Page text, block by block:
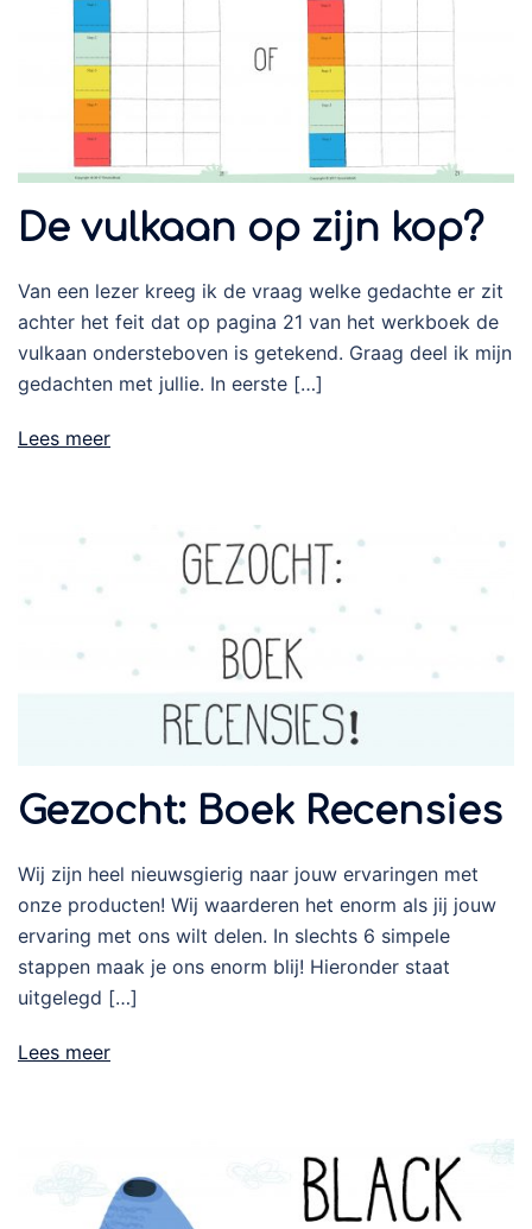
De vulkaan op zijn kop?
Van een lezer kreeg ik de vraag welke gedachte er zit
achter het feit dat op pagina 21 van het werkboek de
vulkaan ondersteboven is getekend. Graag deel ik mijn
gedachten met jullie. In eerste […]
Lees meer
Gezocht: Boek Recensies
Wij zijn heel nieuwsgierig naar jouw ervaringen met
onze producten! Wij waarderen het enorm als jij jouw
ervaring met ons wilt delen. In slechts 6 simpele
stappen maak je ons enorm blij! Hieronder staat
uitgelegd […]
Lees meer